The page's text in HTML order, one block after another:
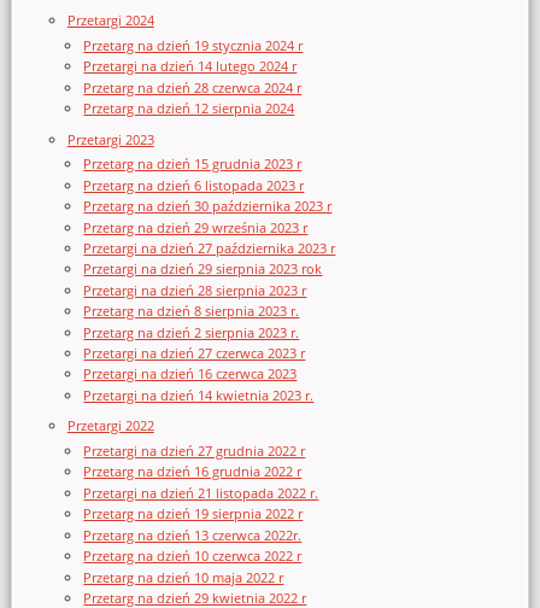
Przetargi 2024
Przetarg na dzień 19 stycznia 2024 r
Przetargi na dzień 14 lutego 2024 r
Przetarg na dzień 28 czerwca 2024 r
Przetarg na dzień 12 sierpnia 2024
Przetargi 2023
Przetarg na dzień 15 grudnia 2023 r
Przetarg na dzień 6 listopada 2023 r
Przetarg na dzień 30 października 2023 r
Przetarg na dzień 29 września 2023 r
Przetargi na dzień 27 października 2023 r
Przetargi na dzień 29 sierpnia 2023 rok
Przetargi na dzień 28 sierpnia 2023 r
Przetarg na dzień 8 sierpnia 2023 r.
Przetarg na dzień 2 sierpnia 2023 r.
Przetargi na dzień 27 czerwca 2023 r
Przetargi na dzień 16 czerwca 2023
Przetargi na dzień 14 kwietnia 2023 r.
Przetargi 2022
Przetargi na dzień 27 grudnia 2022 r
Przetarg na dzień 16 grudnia 2022 r
Przetargi na dzień 21 listopada 2022 r.
Przetarg na dzień 19 sierpnia 2022 r
Przetarg na dzień 13 czerwca 2022r.
Przetarg na dzień 10 czerwca 2022 r
Przetarg na dzień 10 maja 2022 r
Przetarg na dzień 29 kwietnia 2022 r